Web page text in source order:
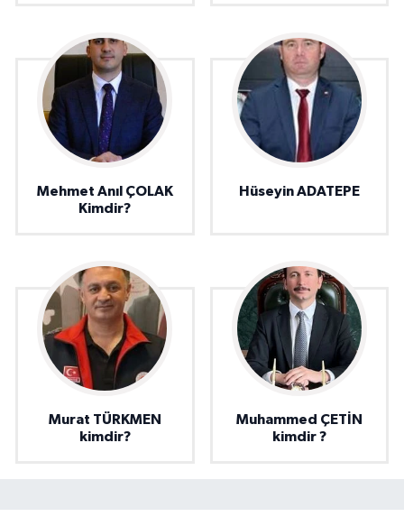
Mehmet Anıl ÇOLAK
Kimdir?
Hüseyin ADATEPE
Murat TÜRKMEN
kimdir?
Muhammed ÇETİN
kimdir ?